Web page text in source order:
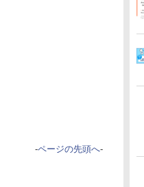
-ページの先頭へ-